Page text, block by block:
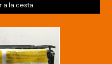
a la cesta